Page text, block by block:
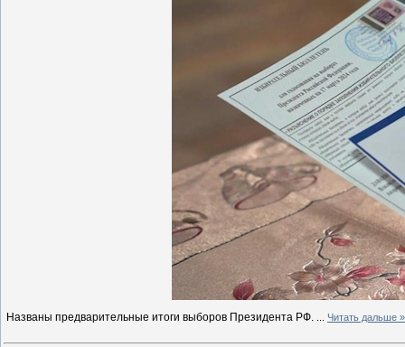
Названы предварительные итоги выборов Президента РФ. Читать дальше »